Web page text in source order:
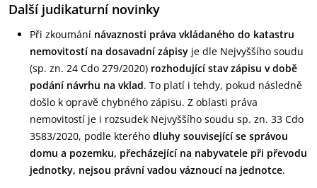
Další judikaturní novinky
Při zkoumání návaznosti práva vkládaného do katastru
nemovitostí na dosavadní zápisy je dle Nejvyššího soudu
(sp. zn. 24 Cdo 279/2020) rozhodující stav zápisu v době
podání návrhu na vklad. To platí i tehdy, pokud následně
došlo k opravě chybného zápisu. Z oblasti práva
nemovitostí je i rozsudek Nejvyššího soudu sp. zn. 33 Cdo
3583/2020, podle kterého dluhy související se správou
domu a pozemku, přecházející na nabyvatele při převodu
jednotky, nejsou právní vadou váznoucí na jednotce.